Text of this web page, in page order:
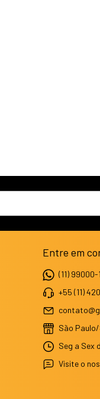
Entre em
(11) 99000-
+55 (11)
São
Seg a Sex
Visite o